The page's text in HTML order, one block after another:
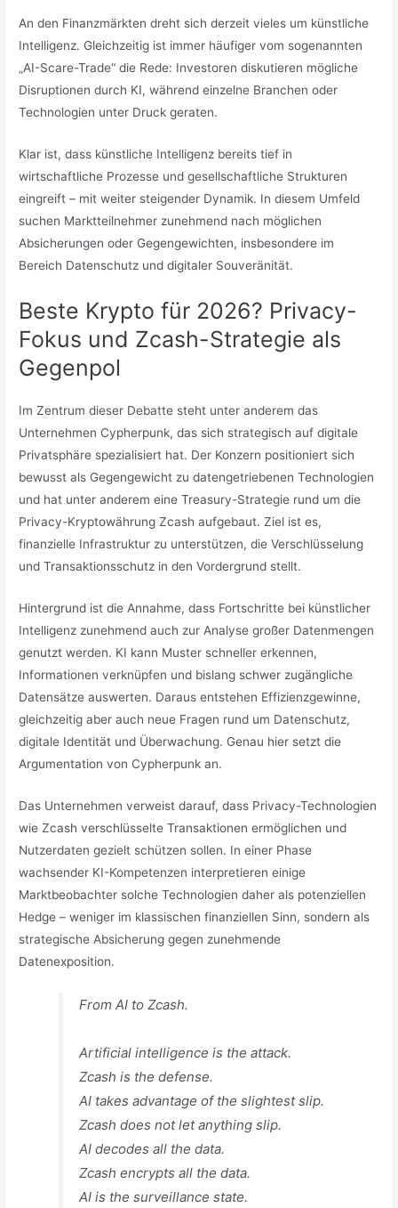
An den Finanzmärkten dreht sich derzeit vieles um künstliche
Intelligenz. Gleichzeitig ist immer häufiger vom sogenannten
„AI-Scare-Trade“ die Rede: Investoren diskutieren mögliche
Disruptionen durch KI, während einzelne Branchen oder
Technologien unter Druck geraten.
Klar ist, dass künstliche Intelligenz bereits tief in
wirtschaftliche Prozesse und gesellschaftliche Strukturen
eingreift – mit weiter steigender Dynamik. In diesem Umfeld
suchen Marktteilnehmer zunehmend nach möglichen
Absicherungen oder Gegengewichten, insbesondere im
Bereich Datenschutz und digitaler Souveränität.
Beste Krypto für 2026? Privacy-
Fokus und Zcash-Strategie als
Gegenpol
Im Zentrum dieser Debatte steht unter anderem das
Unternehmen Cypherpunk, das sich strategisch auf digitale
Privatsphäre spezialisiert hat. Der Konzern positioniert sich
bewusst als Gegengewicht zu datengetriebenen Technologien
und hat unter anderem eine Treasury-Strategie rund um die
Privacy-Kryptowährung Zcash aufgebaut. Ziel ist es,
finanzielle Infrastruktur zu unterstützen, die Verschlüsselung
und Transaktionsschutz in den Vordergrund stellt.
Hintergrund ist die Annahme, dass Fortschritte bei künstlicher
Intelligenz zunehmend auch zur Analyse großer Datenmengen
genutzt werden. KI kann Muster schneller erkennen,
Informationen verknüpfen und bislang schwer zugängliche
Datensätze auswerten. Daraus entstehen Effizienzgewinne,
gleichzeitig aber auch neue Fragen rund um Datenschutz,
digitale Identität und Überwachung. Genau hier setzt die
Argumentation von Cypherpunk an.
Das Unternehmen verweist darauf, dass Privacy-Technologien
wie Zcash verschlüsselte Transaktionen ermöglichen und
Nutzerdaten gezielt schützen sollen. In einer Phase
wachsender KI-Kompetenzen interpretieren einige
Marktbeobachter solche Technologien daher als potenziellen
Hedge – weniger im klassischen finanziellen Sinn, sondern als
strategische Absicherung gegen zunehmende
Datenexposition.
From AI to Zcash.
Artificial intelligence is the attack.
Zcash is the defense.
AI takes advantage of the slightest slip.
Zcash does not let anything slip.
AI decodes all the data.
Zcash encrypts all the data.
AI is the surveillance state.